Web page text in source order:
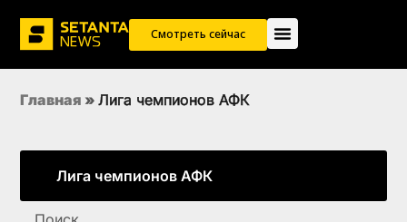
Смотреть сейчас
Главная » Лига чемпионов АФК
Лига чемпионов АФК